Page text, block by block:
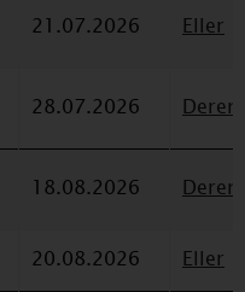
21.07.2026 Eller
28.07.2026
18.08.2026
20.08.2026
Eller